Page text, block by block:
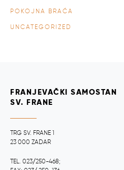
POKOJNA BRAĆA
UNCATEGORIZED
FRANJEVAČKI SAMOSTAN
SV. FRANE
TRG SV. FRANE 1
23 000 ZADAR
TEL. 023/250-468;